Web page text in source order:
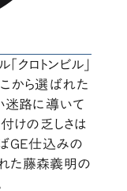
クロトンビル」
から選ばれた
迷路に導いて
けの乏しさは
GE仕込みの
れた藤森義明の